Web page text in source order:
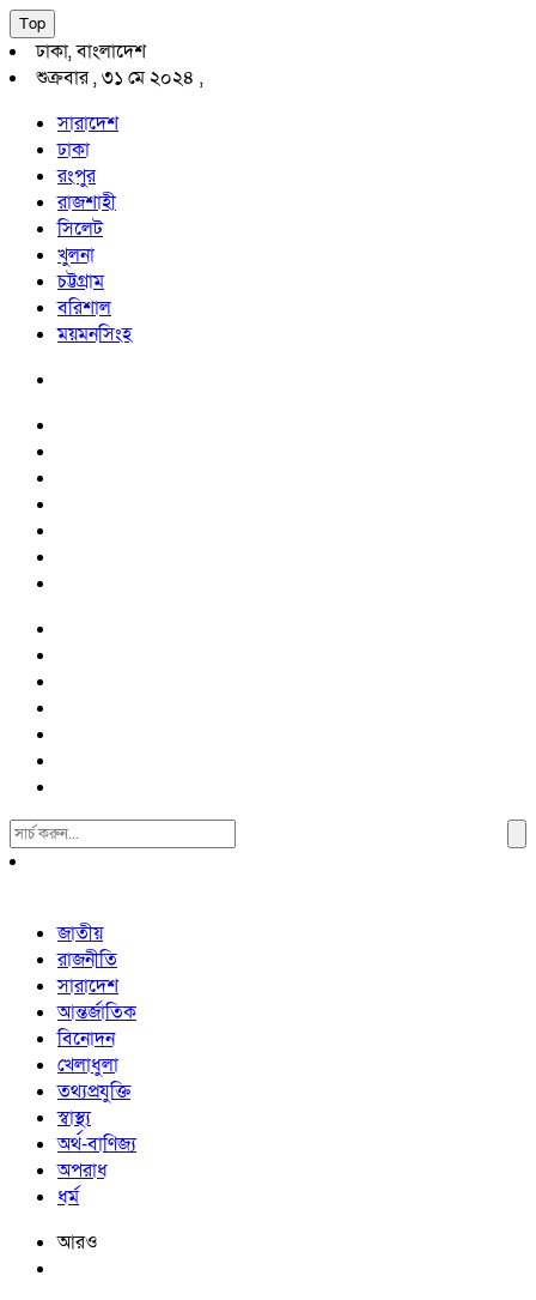
Top
ঢাকা, বাংলাদেশ
শুক্রবার , ৩১ মে ২০২৪ ,
সারাদেশ
ঢাকা
রংপুর
রাজশাহী
সিলেট
খুলনা
চট্টগ্রাম
বরিশাল
ময়মনসিংহ
Search
For:
জাতীয়
রাজনীতি
সারাদেশ
আন্তর্জাতিক
বিনোদন
খেলাধুলা
তথ্যপ্রযুক্তি
স্বাস্থ্য
অর্থ-বাণিজ্য
অপরাধ
ধর্ম
আরও